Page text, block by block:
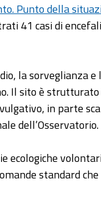
Punto della
41 casi di
la sorveglianza
Il sito è
in parte
dell’Osservatorio.
ecologiche
standard